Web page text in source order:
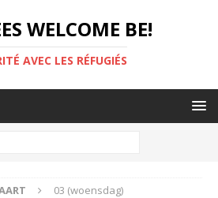
WELCOME BE!
AVEC LES RÉFUGIÉS
03 (woensdag)